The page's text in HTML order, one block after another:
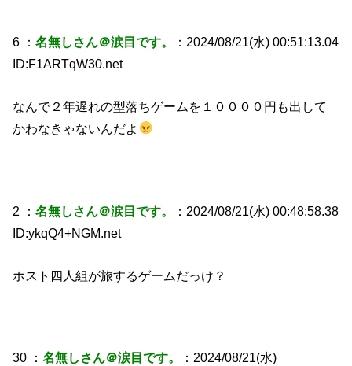
6 ：名無しさん＠涙目です。
：2024/08/21(水) 00:51:13.04
ID:F1ARTqW30.net
なんで２年遅れの型落ちゲームを１００００円も出して
かわなきゃないんだよ
2 ：名無しさん＠涙目です。
：2024/08/21(水) 00:48:58.38
ID:ykqQ4+NGM.net
ホスト四人組が旅するゲームだっけ？
30 ：名無しさん＠涙目です。
：2024/08/21(水)